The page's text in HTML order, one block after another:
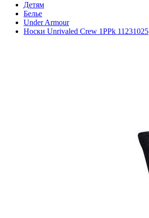
Детям
Белье
Under Armour
Носки Unrivaled Crew 1PPk 11231025